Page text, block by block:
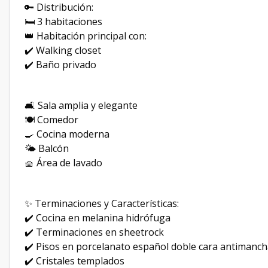
🔑 Distribución:
🛏️ 3 habitaciones
👑 Habitación principal con:
✔️ Walking closet
✔️ Baño privado
🛋️ Sala amplia y elegante
🍽️ Comedor
🍳 Cocina moderna
🌤️ Balcón
🧺 Área de lavado
✨ Terminaciones y Características:
✔️ Cocina en melanina hidrófuga
✔️ Terminaciones en sheetrock
✔️ Pisos en porcelanato español doble cara
✔️ Cristales templados